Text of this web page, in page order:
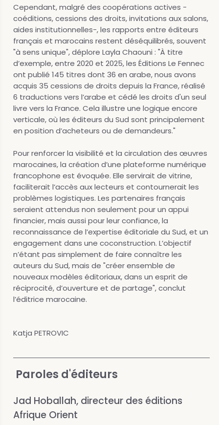
Cependant, malgré des coopérations actives -
coéditions, cessions des droits, invitations aux salons,
aides institutionnelles-, les rapports entre éditeurs
français et marocains restent déséquilibrés, souvent
"à sens unique", déplore Layla Chaouni : "À titre
d’exemple, entre 2020 et 2025, les Éditions Le Fennec
ont publié 145 titres dont 36 en arabe, nous avons
acquis 35 cessions de droits depuis la France, réalisé
6 traductions vers l’arabe et cédé les droits d'un seul
livre vers la France. Cela illustre une logique encore
verticale, où les éditeurs du Sud sont principalement
en position d’acheteurs ou de demandeurs."
Pour renforcer la visibilité et la circulation des œuvres
marocaines, la création d’une plateforme numérique
francophone est évoquée. Elle servirait de vitrine,
faciliterait l’accès aux lecteurs et contournerait les
problèmes logistiques. Les partenaires français
seraient attendus non seulement pour un appui
financier, mais aussi pour leur confiance, la
reconnaissance de l’expertise éditoriale du Sud, et un
engagement dans une coconstruction. L’objectif
n’étant pas simplement de faire connaître les
auteurs du Sud, mais de "créer ensemble de
nouveaux modèles éditoriaux, dans un esprit de
réciprocité, d’ouverture et de partage", conclut
l’éditrice marocaine.
Katja PETROVIC
Paroles d'éditeurs
Jad Hoballah, directeur des éditions
Afrique Orient